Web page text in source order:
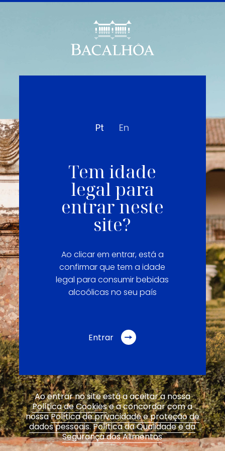
Pt En
Tem idade
legal para
entrar neste
site?
Ao clicar em entrar, está a
confirmar que tem a idade
legal para consumir bebidas
alcoólicas no seu país
Entrar
Ao entrar no site está a aceitar a nossa
Política de Cookiese a concordar com a
nossaPolítica de privacidade e proteção de
dados pessoais.Política da Qualidade e da
Segurança dos Alimentos